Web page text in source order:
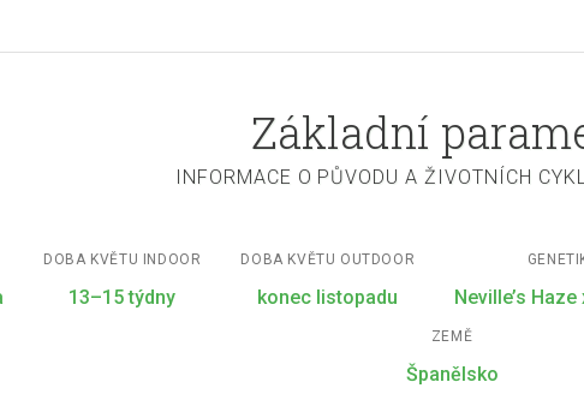
Základní
INFORMACE O PŮVODU A ŽIVOTNÍCH
DOBA KVĚTU INDOOR
13–15 týdny
DOBA KVĚTU OUTDOOR
konec listopadu Neville’s
ZEMĚ
Španělsko